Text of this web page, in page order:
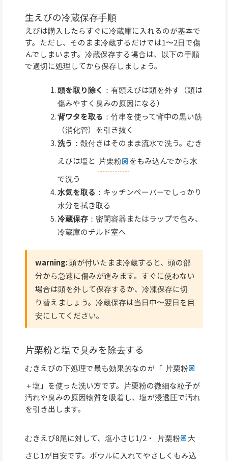
生えびの冷蔵保存手順
えびは購入したらすぐに冷蔵庫に入れるのが基本で
す。ただし、そのまま冷蔵するだけでは1〜2日で傷
んでしまいます。冷蔵保存する場合は、以下の手順
で適切に処理してから保存しましょう。
頭を取り除く ：有頭えびは頭を外す（頭は
傷みやすく臭みの原因になる）
背ワタを取る ：竹串を使って背中の黒い筋
（消化管）を引き抜く
洗う ：殻付きはそのまま流水で洗う。むき
えびは塩と 片栗粉
をもみ込んでから水
で洗う
水気を取る ：キッチンペーパーでしっかり
水分を拭き取る
冷蔵保存：密閉容器またはラップで包み、
冷蔵庫のチルド室へ
warning:頭が付いたまま冷蔵すると、頭の部
分から急速に傷みが進みます。すぐに使わない
場合は頭を外して保存するか、冷凍保存に切
り替えましょう。冷蔵保存は当日中〜翌日を目
安にしてください。
片栗粉と塩で臭みを除去する
むきえびの下処理で最も効果的なのが「 片栗粉
＋塩」を使った洗い方です。片栗粉の微細な粒子が
汚れや臭みの原因物質を吸着し、塩が浸透圧で汚れ
を引き出します。
むきえび8尾に対して、塩小さじ1/2・ 片栗粉
大
さじ1が目安です。ボウルに入れてやさしくもみ込